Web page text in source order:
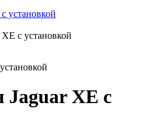
установкой
с установкой
Jaguar XE с